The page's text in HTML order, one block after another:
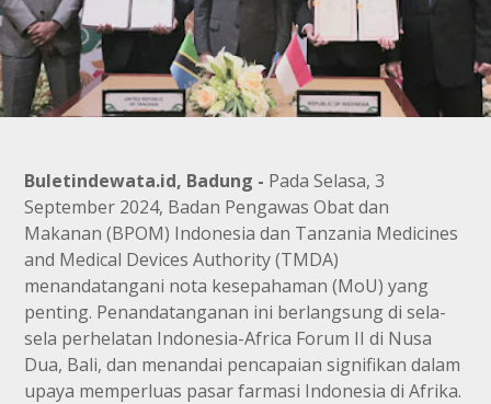
Buletindewata.id, Badung - Pada Selasa, 3
September 2024, Badan Pengawas Obat dan
Makanan (BPOM) Indonesia dan Tanzania Medicines
and Medical Devices Authority (TMDA)
menandatangani nota kesepahaman (MoU) yang
penting. Penandatanganan ini berlangsung di sela-
sela perhelatan Indonesia-Africa Forum II di Nusa
Dua, Bali, dan menandai pencapaian signifikan dalam
upaya memperluas pasar farmasi Indonesia di Afrika.